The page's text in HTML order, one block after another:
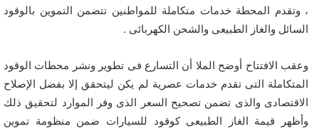
، وتقدم المحطة خدمات متكاملة للمواطنين تتضمن التموين بالوقود
السائل والغاز الطبيعى والشحن الكهربائى .
وعقب الافتتاح أوضح الملا أن التسارع فى تطوير ونشر محطات الوقود
المتكاملة التى تقدم خدمات عصرية لم يكن ليتحقق إلا بفضل الإصلاح
الاقتصادى والذى تضمن تصحيح السعر الذى وفر الموارد لتحقيق ذلك
وأظهر قيمة الغاز الطبيعى كوقود للسيارات ضمن منظومة تموين